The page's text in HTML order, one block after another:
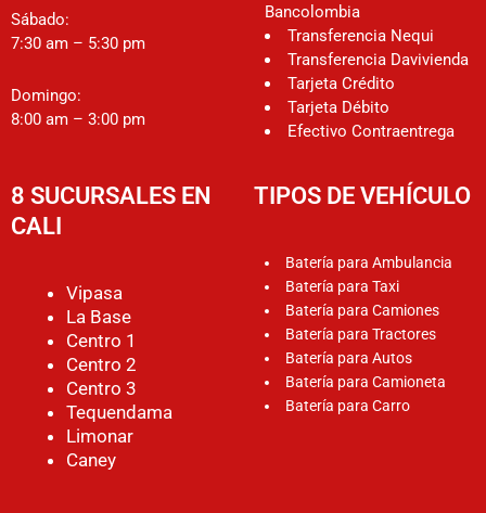
Sábado:
7:30 am – 5:30 pm
Domingo:
8:00 am – 3:00 pm
Bancolombia
Transferencia Nequi
Transferencia Davivienda
Tarjeta Crédito
Tarjeta Débito
Efectivo Contraentrega
8 SUCURSALES EN
CALI
Vipasa
La Base
Centro 1
Centro 2
Centro 3
Tequendama
Limonar
Caney
TIPOS DE VEHÍCULO
Batería para Ambulancia
Batería para Taxi
Batería para Camiones
Batería para Tractores
Batería para Autos
Batería para Camioneta
Batería para Carro